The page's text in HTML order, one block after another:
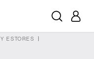
ESTORES